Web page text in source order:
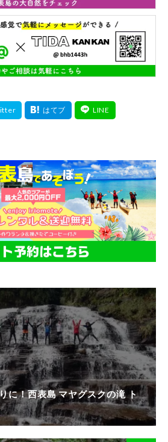
に！西表島 マヤグスクの滝 ト